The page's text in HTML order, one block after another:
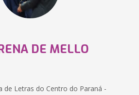
DE MELLO
de Letras do Centro do Paraná -